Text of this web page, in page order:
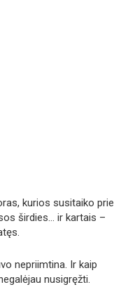
kurios susitaiko prie
širdies… ir kartais –
nepriimtina. Ir kaip
nusigręžti.